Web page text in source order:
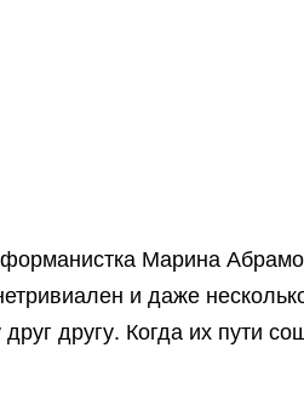
Марина
и даже
другу. Когда их пути